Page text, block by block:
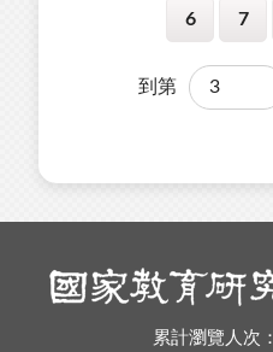
6 7
到第
累計瀏覽人次：